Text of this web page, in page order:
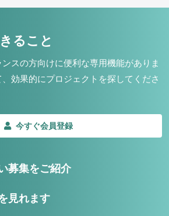
ること
スの方向けに便利な専用機能がありま
効果的にプロジェクトを探してくださ
今すぐ会員登録
募集をご紹介
見れます